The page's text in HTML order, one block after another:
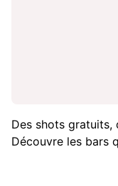
Des shots
Découvre les bars